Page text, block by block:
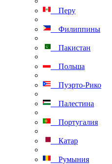
Перу
Филиппины
Пакистан
Польша
Пуэрто-Рико
Палестина
Португалия
Катар
Румыния